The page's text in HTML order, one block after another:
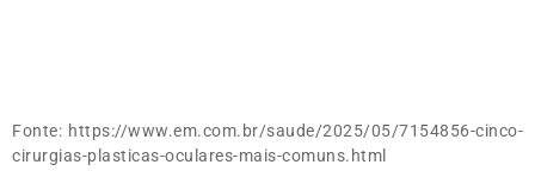
Fonte: https://www.em.com.br/saude/2025/05/7154856-cinco-
cirurgias-plasticas-oculares-mais-comuns.html